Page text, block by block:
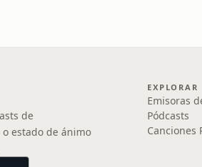
de
estado de ánimo
EXPLORAR
Emisoras
Pódcasts
Canciones